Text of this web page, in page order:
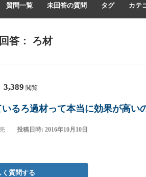
質問一覧 未回答の質問 タグ カテ
答： ろ材
3,389 閲覧
るろ過材って本当に効果が高い
投稿日時: 2016年10月10日
く質問する